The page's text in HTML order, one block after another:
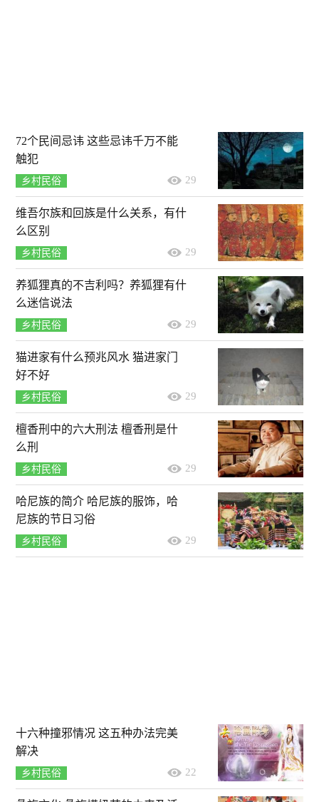
72个民间忌讳 这些忌讳千万不能
触犯
乡村民俗 29
维吾尔族和回族是什么关系，有什
么区别
乡村民俗 29
养狐狸真的不吉利吗？养狐狸有什
么迷信说法
乡村民俗 29
猫进家有什么预兆风水 猫进家门
好不好
乡村民俗 29
檀香刑中的六大刑法 檀香刑是什
么刑
乡村民俗 29
哈尼族的简介 哈尼族的服饰，哈
尼族的节日习俗
乡村民俗 29
十六种撞邪情况 这五种办法完美
解决
乡村民俗 22